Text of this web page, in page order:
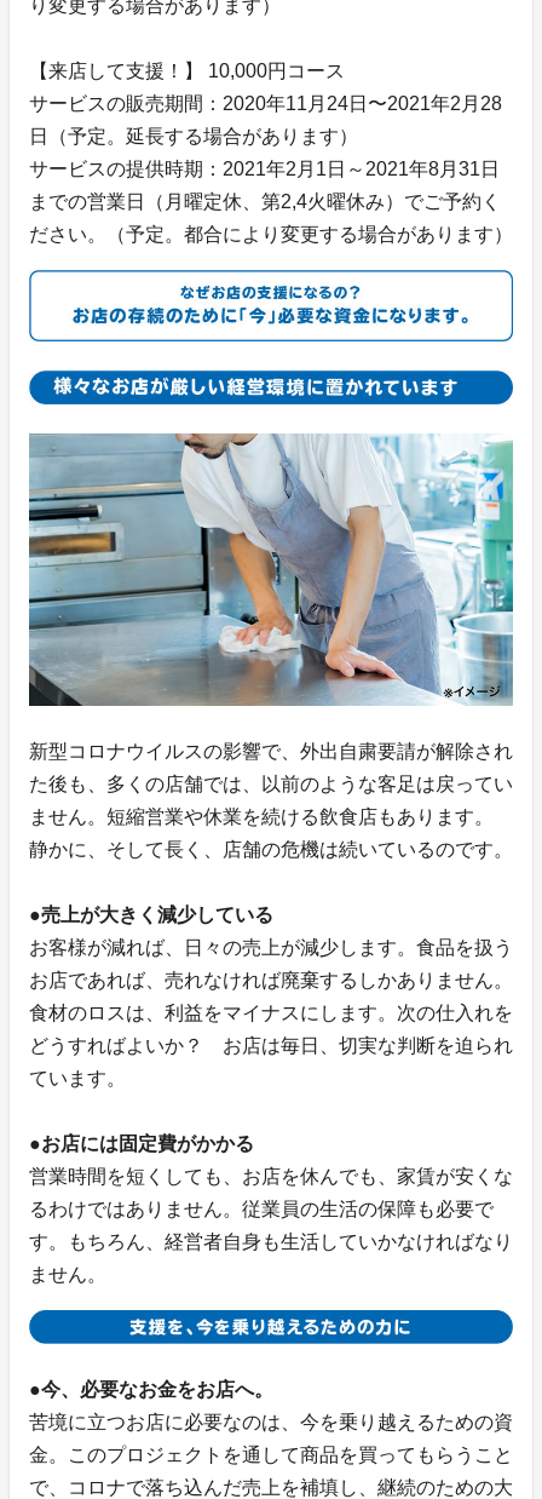
り変更する場合があります）
【来店して支援！】 10,000円コース
サービスの販売期間：2020年11月24日〜2021年2月28
日（予定。延長する場合があります）
サービスの提供時期：2021年2月1日～2021年8月31日
までの営業日（月曜定休、第2,4火曜休み）でご予約く
ださい。（予定。都合により変更する場合があります）
新型コロナウイルスの影響で、外出自粛要請が解除され
た後も、多くの店舗では、以前のような客足は戻ってい
ません。短縮営業や休業を続ける飲食店もあります。
静かに、そして長く、店舗の危機は続いているのです。
●売上が大きく減少している
お客様が減れば、日々の売上が減少します。食品を扱う
お店であれば、売れなければ廃棄するしかありません。
食材のロスは、利益をマイナスにします。次の仕入れを
どうすればよいか？ お店は毎日、切実な判断を迫られ
ています。
●お店には固定費がかかる
営業時間を短くしても、お店を休んでも、家賃が安くな
るわけではありません。従業員の生活の保障も必要で
す。もちろん、経営者自身も生活していかなければなり
ません。
●今、必要なお金をお店へ。
苦境に立つお店に必要なのは、今を乗り越えるための資
金。このプロジェクトを通して商品を買ってもらうこと
で、コロナで落ち込んだ売上を補填し、継続のための大